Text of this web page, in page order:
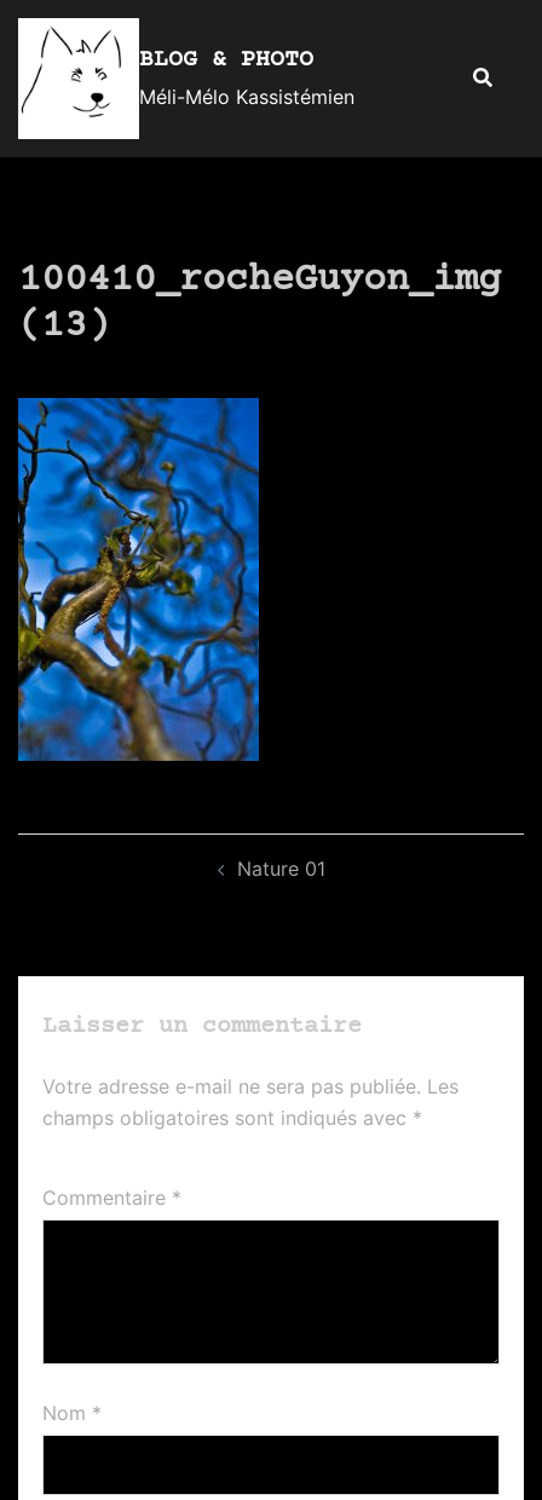
Aller
contenu
BLOG & PHOTO
Méli-Mélo Kassistémien
100410_rocheGuyon_img
(13)
Nature 01
Laisser un commentaire
Votre adresse e-mail ne sera pas publiée. Les
champs obligatoires sont indiqués avec *
Commentaire *
Nom *